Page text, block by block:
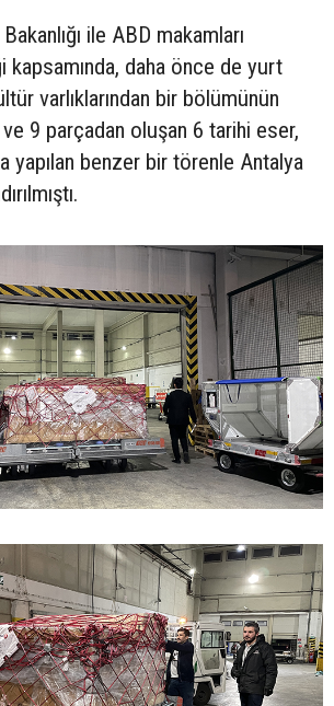
ile ABD makamları
kapsamında, daha önce de yurt
varlıklarından bir bölümünün
9 parçadan oluşan 6 tarihi eser,
yapılan benzer bir törenle Antalya